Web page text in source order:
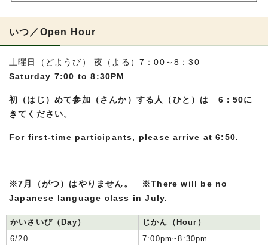
いつ／Open Hour
土曜日（どようび） 夜（よる）7：00～8：30
Saturday 7:00 to 8:30PM
初（はじ）めて参加（さんか）する人（ひと）は 6：50に
きてください。
For first-time participants, please arrive at 6:50.
※7月（がつ）はやりません。 ※There will be no
Japanese language class in July.
かいさいび（Day）
じかん（Hour）
6/20
7:00pm~8:30pm